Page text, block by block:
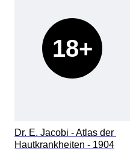
18+
Dr. E. Jacobi - Atlas der
Hautkrankheiten - 1904